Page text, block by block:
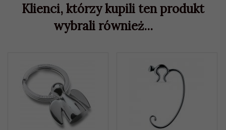
Klienci, którzy kupili ten produkt
wybrali również...